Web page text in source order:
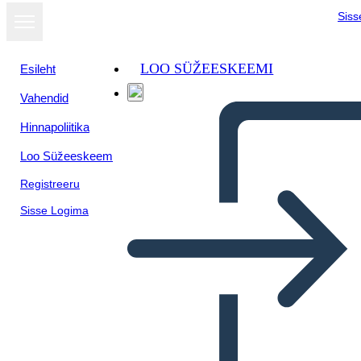
Esileht
Vahendid
Hinnapoliitika
Loo Süžeeskeem
Registreeru
Sisse Logima
LOO SÜŽEESKEEMI